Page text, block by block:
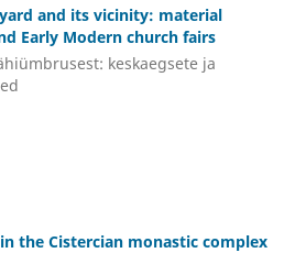
and its vicinity: material
Early Modern church fairs
keskaegsete ja
the Cistercian monastic complex